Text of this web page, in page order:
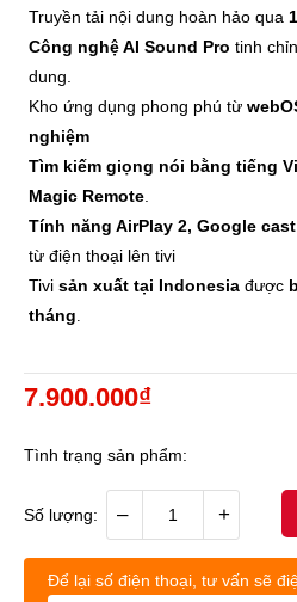
Truyền tải nội dung hoàn hảo qua
Công nghệ AI Sound Pro tinh
dung.
Kho ứng dụng phong phú từ
nghiệm
Tìm kiếm giọng nói bằng tiếng
Magic Remote
Tính năng AirPlay 2, Google cast
từ điện thoại lên tivi
Tivi sản xuất tại Indonesia được
tháng
7.900.000₫
Tình trạng sản phẩm:
Số lượng: – +
Để lại số điện thoại, tư vấn sẽ